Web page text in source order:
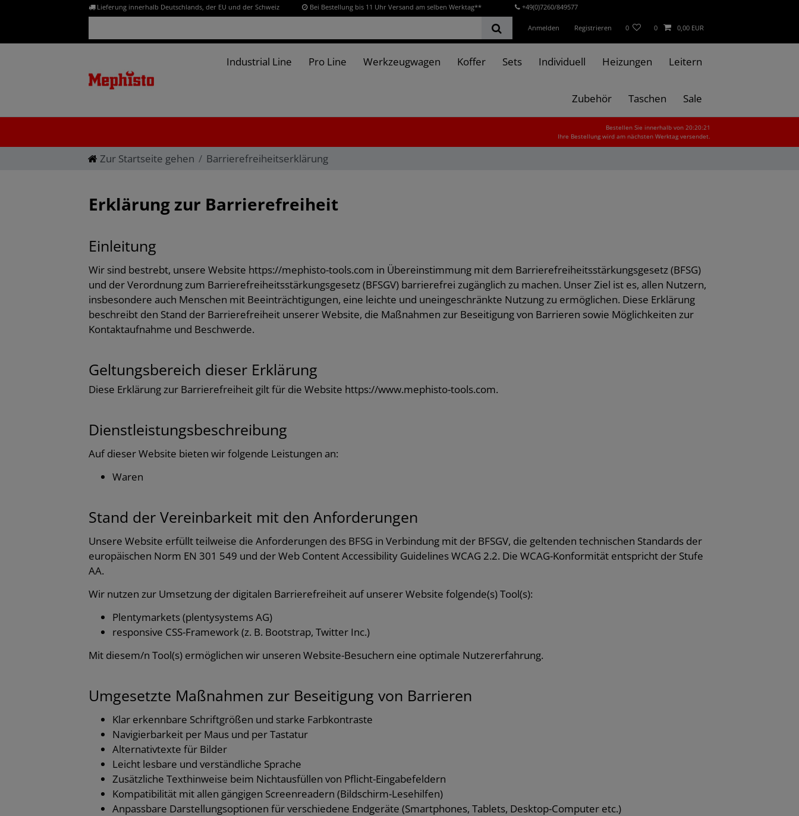
Lieferung innerhalb Deutschlands, der EU und der Schweiz Bei Bestellung bis 11 Uhr Versand am selben Werktag** +49(0)7260/849577
Anmelden Registrieren 0 0 0,00 EUR
Industrial Line Pro Line Werkzeugwagen Koffer Sets Individuell Heizungen Leitern
Zubehör Taschen Sale
Bestellen Sie innerhalb von 20:20:20
Ihre Bestellung wird am nächsten Werktag versendet.
Zur Startseite gehen Barrierefreiheitserklärung
Erklärung zur Barrierefreiheit
Einleitung
Wir sind bestrebt, unsere Website https://mephisto-tools.com in Übereinstimmung mit dem Barrierefreiheitsstärkungsgesetz (BFSG)
und der Verordnung zum Barrierefreiheitsstärkungsgesetz (BFSGV) barrierefrei zugänglich zu machen. Unser Ziel ist es, allen Nutzern,
insbesondere auch Menschen mit Beeinträchtigungen, eine leichte und uneingeschränkte Nutzung zu ermöglichen. Diese Erklärung
beschreibt den Stand der Barrierefreiheit unserer Website, die Maßnahmen zur Beseitigung von Barrieren sowie Möglichkeiten zur
Kontaktaufnahme und Beschwerde.
Geltungsbereich dieser Erklärung
Diese Erklärung zur Barrierefreiheit gilt für die Website https://www.mephisto-tools.com.
Dienstleistungsbeschreibung
Auf dieser Website bieten wir folgende Leistungen an:
Waren
Stand der Vereinbarkeit mit den Anforderungen
Unsere Website erfüllt teilweise die Anforderungen des BFSG in Verbindung mit der BFSGV, die geltenden technischen Standards der
europäischen Norm EN 301 549 und der Web Content Accessibility Guidelines WCAG 2.2. Die WCAG-Konformität entspricht der Stufe
AA.
Wir nutzen zur Umsetzung der digitalen Barrierefreiheit auf unserer Website folgende(s) Tool(s):
Plentymarkets (plentysystems AG)
responsive CSS-Framework (z. B. Bootstrap, Twitter Inc.)
Mit diesem/n Tool(s) ermöglichen wir unseren Website-Besuchern eine optimale Nutzererfahrung.
Umgesetzte Maßnahmen zur Beseitigung von Barrieren
Klar erkennbare Schriftgrößen und starke Farbkontraste
Navigierbarkeit per Maus und per Tastatur
Alternativtexte für Bilder
Leicht lesbare und verständliche Sprache
Zusätzliche Texthinweise beim Nichtausfüllen von Pflicht-Eingabefeldern
Kompatibilität mit allen gängigen Screenreadern (Bildschirm-Lesehilfen)
Anpassbare Darstellungsoptionen für verschiedene Endgeräte (Smartphones, Tablets, Desktop-Computer etc.)